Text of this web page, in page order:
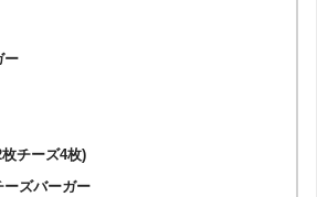
ー
チーズ4枚)
ーズバーガー